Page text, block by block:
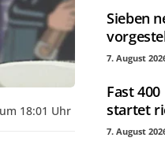
18:01 Uhr
Sieben
7. August
Fast
startet
7. August